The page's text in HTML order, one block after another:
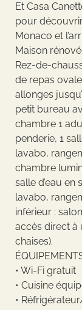
Et Casa
pour
Monaco et
Maison
Rez-de-
de repas
allonges
petit bureau
chambre 1
penderie, 1
lavabo,
chambre
salle d’eau en
lavabo,
inférieur :
accès direct à
chaises).
• Wi-Fi gratuit
• Cuisine
•